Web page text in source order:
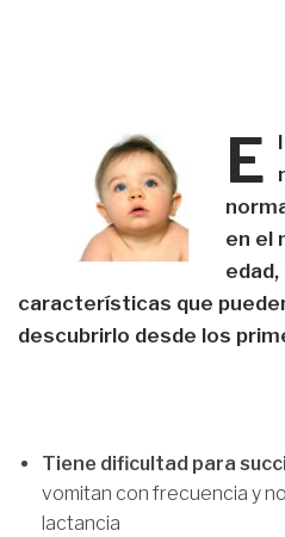
E
en el
características que
descubrirlo desde los
Tiene dificultad para
vomitan con frecuencia y
lactancia